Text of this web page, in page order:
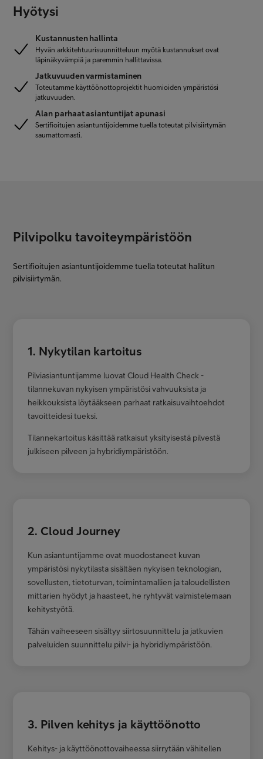
Hyötysi
Kustannusten hallinta
Hyvän arkkitehtuurisuunnitteluun myötä kustannukset ovat
läpinäkyvämpiä ja paremmin hallittavissa.
Jatkuvuuden varmistaminen
Toteutamme käyttöönottoprojektit huomioiden ympäristösi
jatkuvuuden.
Alan parhaat asiantuntijat apunasi
Sertifioitujen asiantuntijoidemme tuella toteutat pilvisiirtymän
saumattomasti.
Pilvipolku tavoiteympäristöön
Sertifioitujen asiantuntijoidemme tuella toteutat hallitun
pilvisiirtymän.
1. Nykytilan kartoitus
Pilviasiantuntijamme luovat Cloud Health Check -
tilannekuvan nykyisen ympäristösi vahvuuksista ja
heikkouksista löytääkseen parhaat ratkaisuvaihtoehdot
tavoitteidesi tueksi.
Tilannekartoitus käsittää ratkaisut yksityisestä pilvestä
julkiseen pilveen ja hybridiympäristöön.
2. Cloud Journey
Kun asiantuntijamme ovat muodostaneet kuvan
ympäristösi nykytilasta sisältäen nykyisen teknologian,
sovellusten, tietoturvan, toimintamallien ja taloudellisten
mittarien hyödyt ja haasteet, he ryhtyvät valmistelemaan
kehitystyötä.
Tähän vaiheeseen sisältyy siirtosuunnittelu ja jatkuvien
palveluiden suunnittelu pilvi- ja hybridiympäristöön.
3. Pilven kehitys ja käyttöönotto
Kehitys- ja käyttöönottovaiheessa siirrytään vähitellen